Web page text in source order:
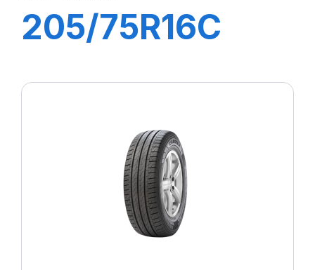
205/75R16C